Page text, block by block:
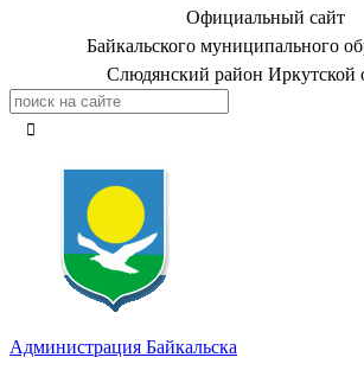
Официальный сайт
Байкальского муниципального
Слюдянский район Иркутской
Администрация Байкальска